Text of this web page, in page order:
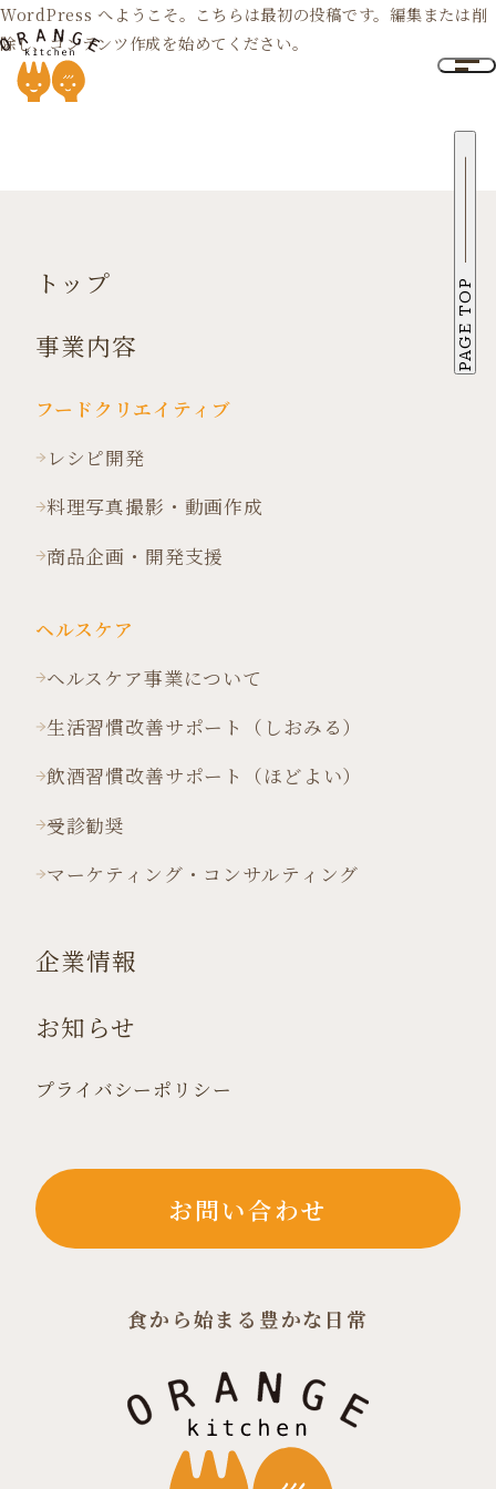
WordPress へようこそ。こちらは最初の投稿です。編集または削
除し、コンテンツ作成を始めてください。
PAGE TOP
トップ
事業内容
フードクリエイティブ
レシピ開発
料理写真撮影・動画作成
商品企画・開発支援
ヘルスケア
ヘルスケア事業について
生活習慣改善サポート（しおみる）
飲酒習慣改善サポート（ほどよい）
受診勧奨
マーケティング・コンサルティング
企業情報
お知らせ
プライバシーポリシー
お問い合わせ
食から始まる豊かな日常